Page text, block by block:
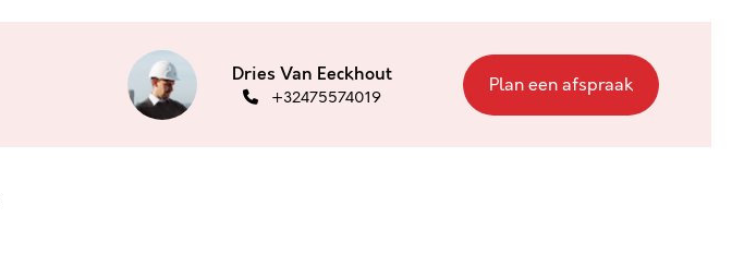
Dries Van Eeckhout
+32475574019
Plan een afspraak